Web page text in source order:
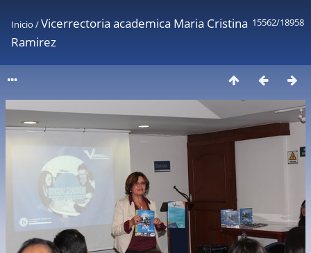
15562/18958
Inicio /Vicerrectoria academica Maria Cristina
Ramirez